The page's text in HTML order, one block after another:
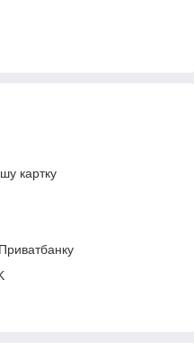
картку